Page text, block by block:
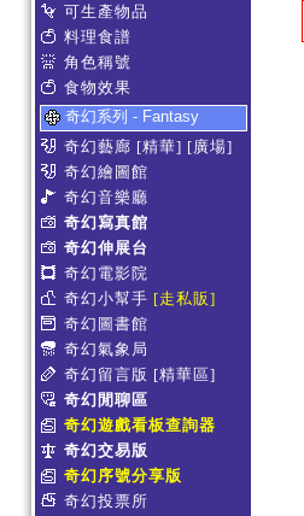
可生產物品
料理食譜
角色稱號
食物效果
奇幻系列 - Fantasy
奇幻藝廊 [精華] [廣場]
奇幻繪圖館
奇幻音樂廳
奇幻寫真館
奇幻伸展台
奇幻電影院
奇幻小幫手 [走私販]
奇幻圖書館
奇幻氣象局
奇幻留言版 [精華區]
奇幻閒聊區
奇幻遊戲看板查詢器
奇幻交易版
奇幻序號分享版
奇幻投票所